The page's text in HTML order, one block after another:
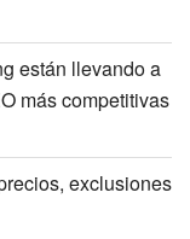
están llevando a
más competitivas
exclusiones